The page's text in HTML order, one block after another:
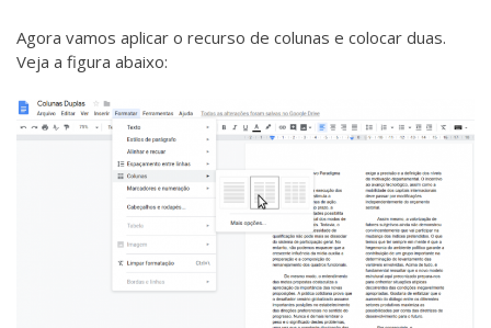
Agora vamos aplicar o recurso de colunas e colocar duas.
Veja a figura abaixo: